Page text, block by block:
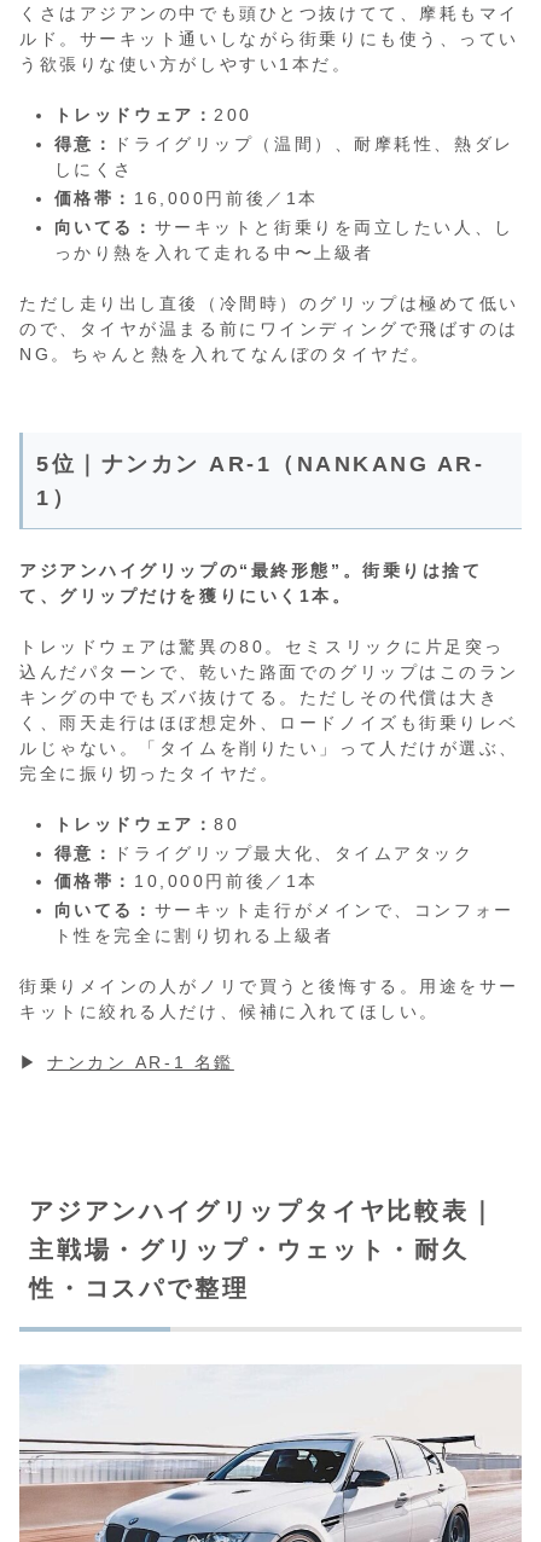
くさはアジアンの中でも頭ひとつ抜けてて、摩耗もマイ
ルド。サーキット通いしながら街乗りにも使う、ってい
う欲張りな使い方がしやすい1本だ。
トレッドウェア： 200
得意：
ドライグリップ（温間）、耐摩耗性、熱ダレ
しにくさ
価格帯： 16,000円前後／1本
向いてる： サーキットと街乗りを両立したい人、し
っかり熱を入れて走れる中〜上級者
ただし走り出し直後（冷間時）のグリップは極めて低い
ので、タイヤが温まる前にワインディングで飛ばすのは
NG。ちゃんと熱を入れてなんぼのタイヤだ。
5位｜ナンカン AR-1（NANKANG AR-
1）
アジアンハイグリップの“最終形態”。街乗りは捨て
て、グリップだけを獲りにいく1本。
トレッドウェアは驚異の80。セミスリックに片足突っ
込んだパターンで、乾いた路面でのグリップはこのラン
キングの中でもズバ抜けてる。ただしその代償は大き
く、雨天走行はほぼ想定外、ロードノイズも街乗りレベ
ルじゃない。「タイムを削りたい」って人だけが選ぶ、
完全に振り切ったタイヤだ。
トレッドウェア：80
得意：
ドライグリップ最大化、タイムアタック
価格帯： 10,000円前後／1本
向いてる： サーキット走行がメインで、コンフォー
ト性を完全に割り切れる上級者
街乗りメインの人がノリで買うと後悔する。用途をサー
キットに絞れる人だけ、候補に入れてほしい。
▶︎ナンカン AR-1 名鑑
アジアンハイグリップタイヤ比較表｜
主戦場・グリップ・ウェット・耐久
性・コスパで整理